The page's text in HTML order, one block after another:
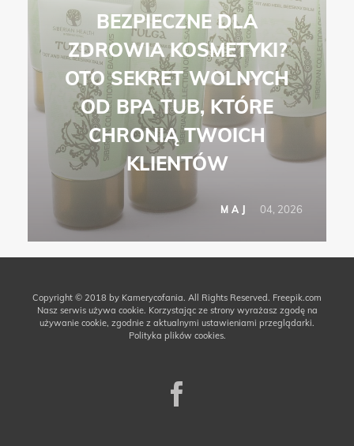
BEZPIECZNE DLA
ZDROWIA KOSMETYKI?
OTO SEKRET WOLNYCH
OD BPA TUB, KTÓRE
CHRONIĄ TWOICH
KLIENTÓW
MAJ 04, 2026
Copyright © 2018 by Kamerycofania. All Rights Reserved. Freepik.com
Nasz serwis używa cookie. Korzystając ze strony wyrażasz zgodę na
używanie cookie, zgodnie z aktualnymi ustawieniami przeglądarki.
Polityka plików cookies.